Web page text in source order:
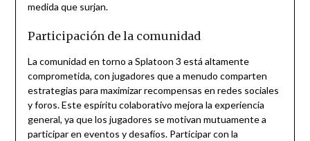
medida que surjan.
Participación de la comunidad
La comunidad en torno a Splatoon 3 está altamente
comprometida, con jugadores que a menudo comparten
estrategias para maximizar recompensas en redes sociales
y foros. Este espíritu colaborativo mejora la experiencia
general, ya que los jugadores se motivan mutuamente a
participar en eventos y desafíos. Participar con la